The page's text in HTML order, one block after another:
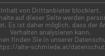
Inhalt von Drittanbieter blockiert.
auf dieser Seite werden
Es ist daher möglich, dass der
Verhalten analysieren kann.
finden Sie in unserer
alte-schmiede.at/